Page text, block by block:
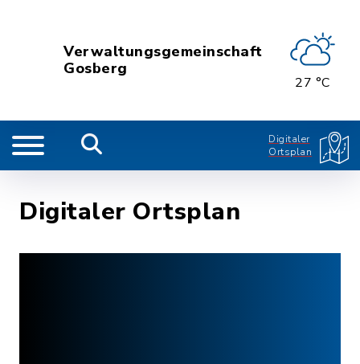
Verwaltungsgemeinschaft
Gosberg
27 °C
Digitaler
Ortsplan
Digitaler Ortsplan